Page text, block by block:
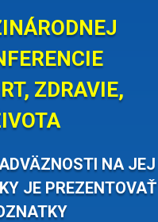
ZDRAVIE,
NA JEJ
JE PREZENTOVAŤ